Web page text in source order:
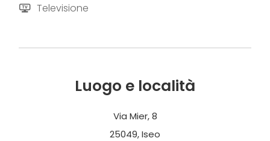
Televisione
Luogo e località
Via Mier, 8
25049, Iseo